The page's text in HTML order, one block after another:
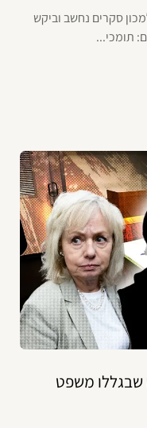
סקרים נחשב וביקש
תומכי...
שבגללו משפט